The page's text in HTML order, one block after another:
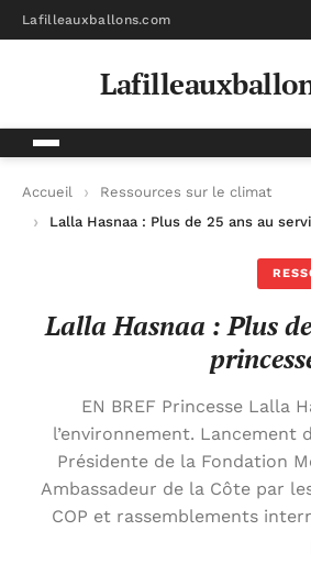
Lafilleauxballons.com
Accueil
Ressources sur le climat
Lalla Hasnaa : Plus de 25 ans au
Lalla Hasnaa : Plus
EN BREF Princesse Lalla
l’environnement. Lancement
Présidente de la Fondation
Ambassadeur de la Côte par
COP et rassemblements